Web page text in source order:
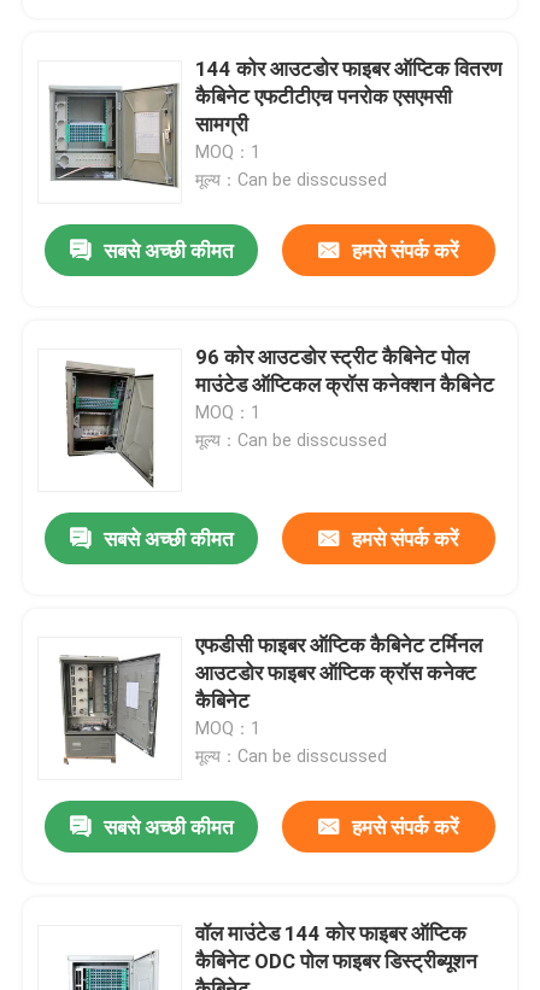
उत्पाद
वीडियो
हमारे बारे में
गुणवत्ता नियंत्रण
समाचार
उद्धरण मांगें
फाइबर पैच केबल
144 कोर आउटडोर फाइबर ऑप्टिक वितरण
कैबिनेट एफटीटीएच पनरोक एसएमसी
सामग्री
MOQ：1
मूल्य：Can be disscussed
सबसे अच्छी कीमत हमसे संपर्क करें
96 कोर आउटडोर स्ट्रीट कैबिनेट पोल
माउंटेड ऑप्टिकल क्रॉस कनेक्शन कैबिनेट
MOQ：1
मूल्य：Can be disscussed
सबसे अच्छी कीमत हमसे संपर्क करें
एफडीसी फाइबर ऑप्टिक कैबिनेट टर्मिनल
आउटडोर फाइबर ऑप्टिक क्रॉस कनेक्ट
कैबिनेट
MOQ：1
मूल्य：Can be disscussed
सबसे अच्छी कीमत हमसे संपर्क करें
वॉल माउंटेड 144 कोर फाइबर ऑप्टिक
कैबिनेट ODC पोल फाइबर डिस्ट्रीब्यूशन